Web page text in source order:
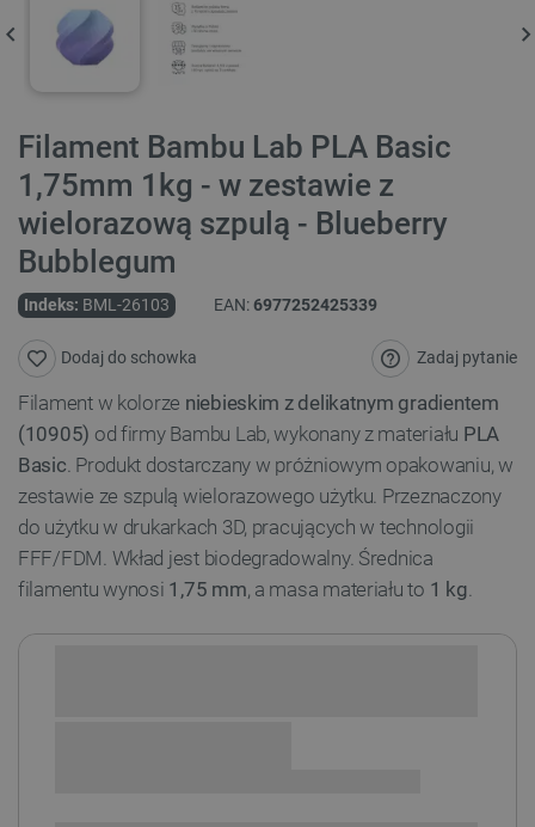
Filament Bambu Lab PLA Basic
1,75mm 1kg - w zestawie z
wielorazową szpulą - Blueberry
Bubblegum
Indeks: BML-26103 EAN:6977252425339
Zadaj pytanie
Dodaj do schowka
Filament w kolorze niebieskim z delikatnym gradientem
(10905) od firmy Bambu Lab, wykonany z materiału PLA
Basic. Produkt dostarczany w próżniowym opakowaniu, w
zestawie ze szpulą wielorazowego użytku. Przeznaczony
do użytku w drukarkach 3D, pracujących w technologii
FFF/FDM. Wkład jest biodegradowalny. Średnica
filamentu wynosi 1,75 mm, a masa materiału to 1 kg.